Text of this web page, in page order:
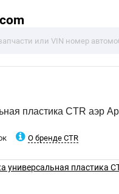
пластика CTR аэр
О бренде CTR